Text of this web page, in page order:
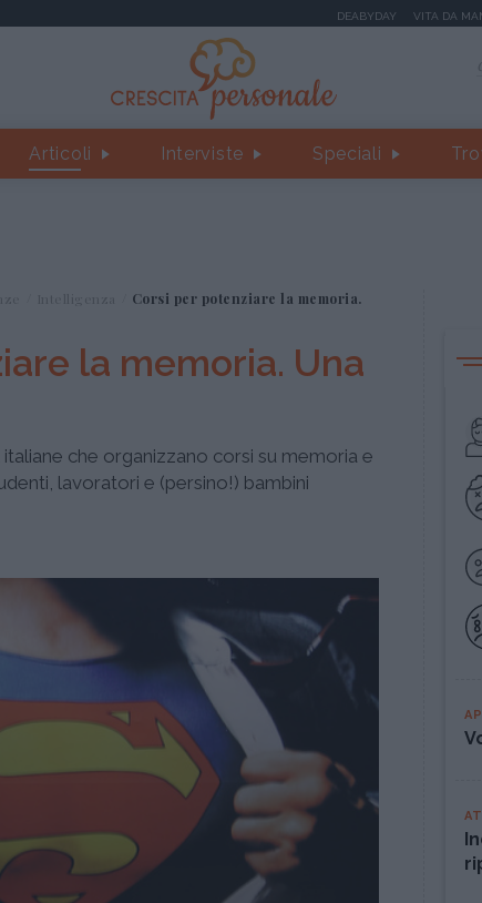
DEABYDAY VITA DA
Articoli Interviste Speciali
Corsi per potenziare la memoria.
la memoria. Una
che organizzano corsi su memoria e
lavoratori e (persino!) bambini